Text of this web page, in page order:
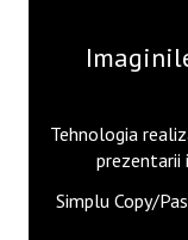
Meniu 3
Cafea frappe
Tehnologia
prezentarii
Simplu Copy/